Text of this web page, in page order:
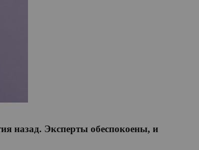
назад. Эксперты обеспокоены, и